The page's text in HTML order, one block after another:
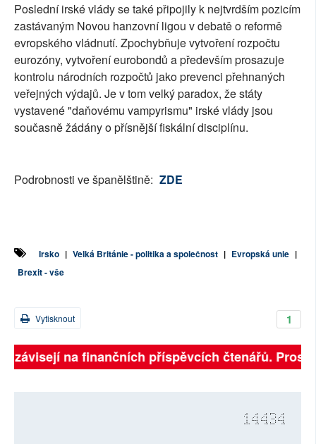
Poslední irské vlády se také připojily k nejtvrdším pozicím
zastávaným Novou hanzovní ligou v debatě o reformě
evropského vládnutí. Zpochybňuje vytvoření rozpočtu
eurozóny, vytvoření eurobondů a především prosazuje
kontrolu národních rozpočtů jako prevenci přehnaných
veřejných výdajů. Je v tom velký paradox, že státy
vystavené "daňovému vampyrismu" irské vlády jsou
současně žádány o přísnější fiskální disciplínu.
Podrobnosti ve španělštině: ZDE
Irsko | Velká Británie - politika a společnost | Evropská unie |
Brexit - vše
1
Vytisknout
na finančních příspěvcích čtenářů.
14434